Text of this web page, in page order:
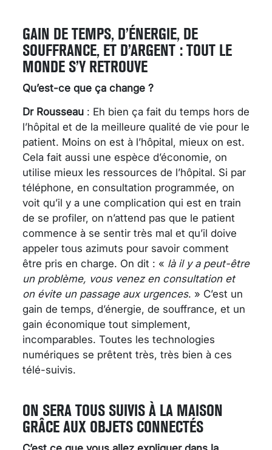
GAIN DE TEMPS, D’ÉNERGIE, DE
SOUFFRANCE, ET D’ARGENT : TOUT LE
MONDE S’Y RETROUVE
Qu’est-ce que ça change ?
Dr Rousseau : Eh bien ça fait du temps hors de
l’hôpital et de la meilleure qualité de vie pour le
patient. Moins on est à l’hôpital, mieux on est.
Cela fait aussi une espèce d’économie, on
utilise mieux les ressources de l’hôpital. Si par
téléphone, en consultation programmée, on
voit qu’il y a une complication qui est en train
de se profiler, on n’attend pas que le patient
commence à se sentir très mal et qu’il doive
appeler tous azimuts pour savoir comment
être pris en charge. On dit : « là il y a peut-être
un problème, vous venez en consultation et
on évite un passage aux urgences. » C’est un
gain de temps, d’énergie, de souffrance, et un
gain économique tout simplement,
incomparables. Toutes les technologies
numériques se prêtent très, très bien à ces
télé-suivis.
ON SERA TOUS SUIVIS À LA MAISON
GRÂCE AUX OBJETS CONNECTÉS